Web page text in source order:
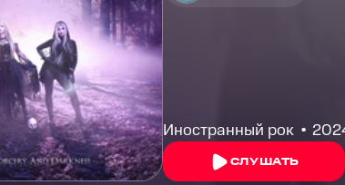
Иностранный рок
СЛУШАТЬ